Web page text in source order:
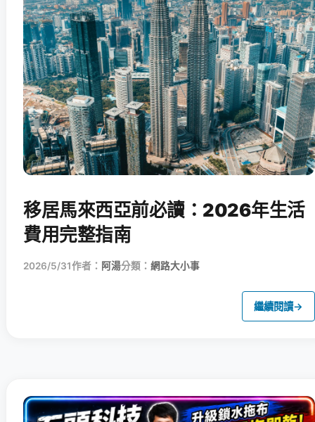
移居馬來西亞前必讀：2026年生活
費用完整指南
2026/5/31作者： 阿湯分類： 網路大小事
繼續閱讀→